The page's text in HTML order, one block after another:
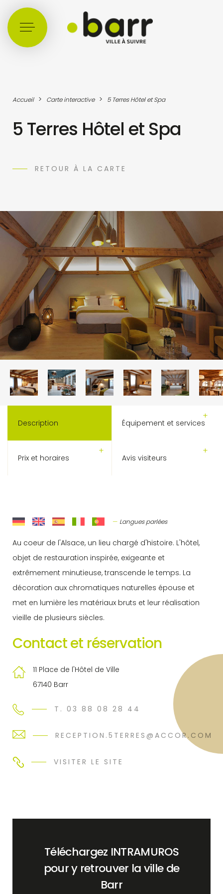
Accueil > Carte interactive > 5 Terres Hôtel et Spa
5 Terres Hôtel et Spa
RETOUR À LA CARTE
Description Équipement et services
Prix et horaires Avis visiteurs
Langues parlées
Au coeur de l'Alsace, un lieu chargé d'histoire. L'hôtel,
objet de restauration inspirée, exigeante et
extrêmement minutieuse, transcende le temps. La
décoration aux chromatiques naturelles épouse et
met en lumière les matériaux bruts et leur réalisation
vieille de plusieurs siècles.
Contact et réservation
11 Place de l'Hôtel de Ville
67140 Barr
T. 03 88 08 28 44
RECEPTION.5TERRES@ACCOR.COM
VISITER LE SITE
Téléchargez INTRAMUROS
pour y retrouver la ville de
Barr